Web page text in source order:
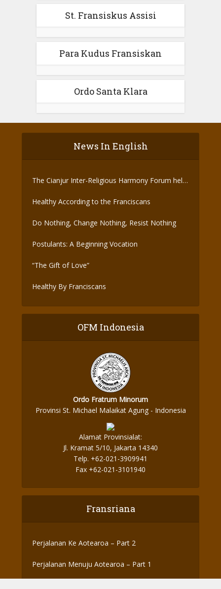
St. Fransiskus Assisi
Para Kudus Fransiskan
Ordo Santa Klara
News In English
The Cianjur Inter-Religious Harmony Forum held
Healthy According to the Franciscans
Do Nothing, Change Nothing, Resist Nothing
Postulants: A Beginning Vocation
“The Gift of Love”
Healthy By Franciscans
OFM Indonesia
Ordo Fratrum Minorum
Provinsi St. Michael Malaikat Agung - Indonesia
Alamat Provinsialat:
Jl. Kramat 5/10, Jakarta 14340
Telp. +62-021-3909941
Fax +62-021-3101940
Fransriana
Perjalanan Ke Aotearoa – Part 2
Perjalanan Menuju Aotearoa – Part 1